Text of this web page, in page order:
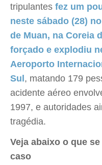
tripulantes fez um
neste sábado (28)
de Muan, na Coreia
forçado e explodiu
Aeroporto
Sul , matando 179
acidente aéreo
1997, e autoridades
tragédia.
Veja abaixo o que
caso